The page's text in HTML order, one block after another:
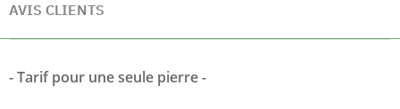
AVIS CLIENTS
- Tarif pour une seule pierre -